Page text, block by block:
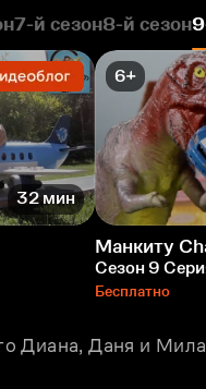
7-й сезон8-й сезон
32 мин
6+
Манкиту
Сезон 9
Бесплатно
Диана, Даня и